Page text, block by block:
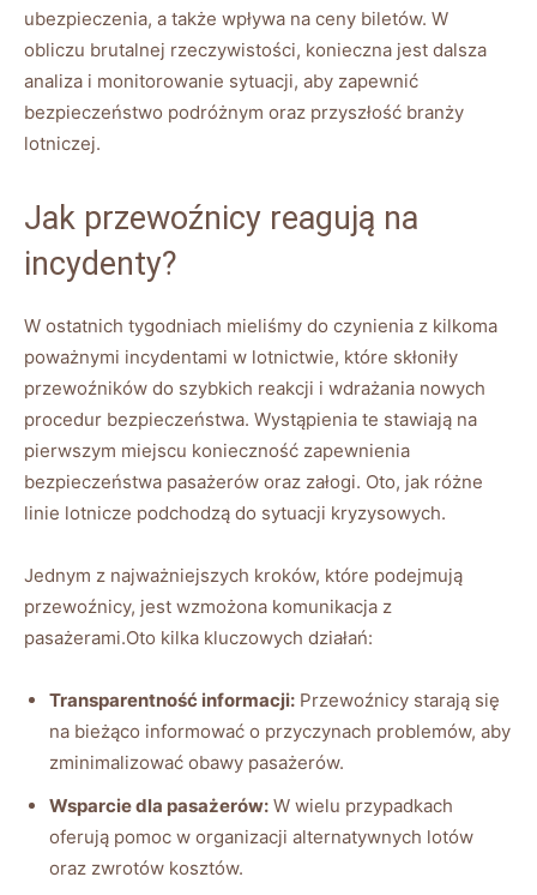
ubezpieczenia, a także wpływa na ceny biletów. W
obliczu brutalnej rzeczywistości, konieczna ⁢jest dalsza
⁢analiza i monitorowanie sytuacji, aby zapewnić
‌bezpieczeństwo⁤ podróżnym oraz przyszłość branży
lotniczej.
Jak przewoźnicy ⁢reagują na
incydenty?
W ostatnich ‍tygodniach mieliśmy do czynienia z kilkoma‍
poważnymi incydentami w​ lotnictwie, które skłoniły
przewoźników do szybkich reakcji i ⁤wdrażania nowych
⁣procedur bezpieczeństwa. Wystąpienia te⁤ stawiają na
pierwszym miejscu konieczność zapewnienia
‌bezpieczeństwa pasażerów oraz​ załogi. Oto, ⁣jak ‍różne
linie lotnicze podchodzą do sytuacji​ kryzysowych.
Jednym‌ z najważniejszych kroków, które podejmują
przewoźnicy, ⁤jest wzmożona komunikacja z
pasażerami.Oto kilka kluczowych działań:
Transparentność informacji: Przewoźnicy starają się
⁤na ‌bieżąco informować o przyczynach problemów, ⁤aby
zminimalizować obawy ‌pasażerów.
Wsparcie dla pasażerów: ⁢W wielu przypadkach
oferują ​pomoc w organizacji alternatywnych ‌lotów
oraz zwrotów ‍kosztów.